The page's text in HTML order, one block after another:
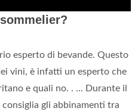
esperto di bevande. Questo
vini, è infatti un esperto che
e quali no. . ... Durante il
gli abbinamenti tra